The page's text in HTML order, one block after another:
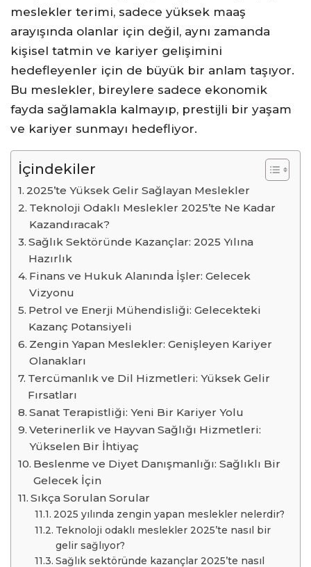
meslekler terimi, sadece yüksek maaş
arayışında olanlar için değil, aynı zamanda
kişisel tatmin ve kariyer gelişimini
hedefleyenler için de büyük bir anlam taşıyor.
Bu meslekler, bireylere sadece ekonomik
fayda sağlamakla kalmayıp, prestijli bir yaşam
ve kariyer sunmayı hedefliyor.
İçindekiler
2025’te Yüksek Gelir Sağlayan Meslekler
Teknoloji Odaklı Meslekler 2025’te Ne Kadar
Kazandıracak?
Sağlık Sektöründe Kazançlar: 2025 Yılına
Hazırlık
Finans ve Hukuk Alanında İşler: Gelecek
Vizyonu
Petrol ve Enerji Mühendisliği: Gelecekteki
Kazanç Potansiyeli
Zengin Yapan Meslekler: Genişleyen Kariyer
Olanakları
Tercümanlık ve Dil Hizmetleri: Yüksek Gelir
Fırsatları
Sanat Terapistliği: Yeni Bir Kariyer Yolu
Veterinerlik ve Hayvan Sağlığı Hizmetleri:
Yükselen Bir İhtiyaç
Beslenme ve Diyet Danışmanlığı: Sağlıklı Bir
Gelecek İçin
Sıkça Sorulan Sorular
2025 yılında zengin yapan meslekler nelerdir?
Teknoloji odaklı meslekler 2025’te nasıl bir
gelir sağlıyor?
Sağlık sektöründe kazançlar 2025’te nasıl